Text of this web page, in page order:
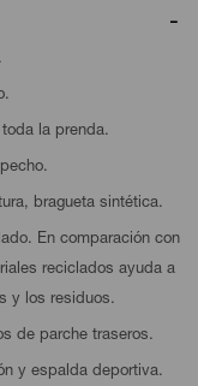
la prenda.
bragueta sintética.
En comparación con
reciclados ayuda a
y los residuos.
de parche traseros.
y espalda deportiva.